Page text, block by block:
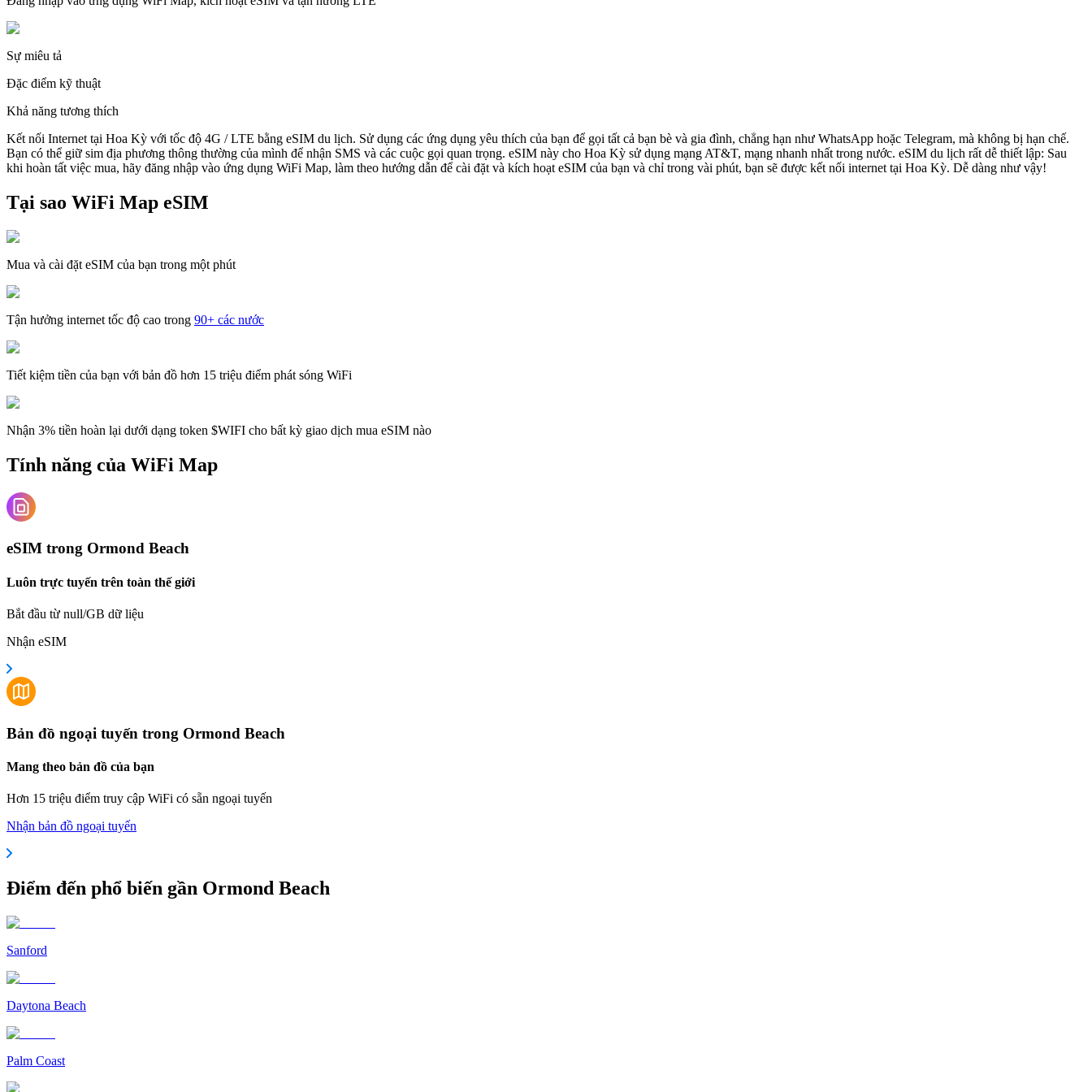
Sự miêu tả
Đặc điểm kỹ thuật
Khả năng tương thích
Kết nối Internet tại Hoa Kỳ với tốc độ 4G / LTE bằng eSIM du lịch. Sử dụng các ứng dụng yêu thích của bạn để gọi tất cả bạn bè và gia đình, chẳng hạn như WhatsApp hoặc Telegram, mà không bị hạn chế.
Bạn có thể giữ sim địa phương thông thường của mình để nhận SMS và các cuộc gọi quan trọng. eSIM này cho Hoa Kỳ sử dụng mạng AT&T, mạng nhanh nhất trong nước. eSIM du lịch rất dễ thiết lập: Sau
khi hoàn tất việc mua, hãy đăng nhập vào ứng dụng WiFi Map, làm theo hướng dẫn để cài đặt và kích hoạt eSIM của bạn và chỉ trong vài phút, bạn sẽ được kết nối internet tại Hoa Kỳ. Dễ dàng như vậy!
Tại sao WiFi Map eSIM
Mua và cài đặt eSIM của bạn trong một phút
Tận hưởng internet tốc độ cao trong 90+ các nước
Tiết kiệm tiền của bạn với bản đồ hơn 15 triệu điểm phát sóng WiFi
Nhận 3% tiền hoàn lại dưới dạng token $WIFI cho bất kỳ giao dịch mua eSIM nào
Tính năng của WiFi Map
eSIM trong Ormond Beach
Luôn trực tuyến trên toàn thế giới
Bắt đầu từ null/GB dữ liệu
Nhận eSIM
Bản đồ ngoại tuyến trong Ormond Beach
Mang theo bản đồ của bạn
Hơn 15 triệu điểm truy cập WiFi có sẵn ngoại tuyến
Nhận bản đồ ngoại tuyến
Điểm đến phổ biến gần Ormond Beach
Sanford
Daytona Beach
Palm Coast